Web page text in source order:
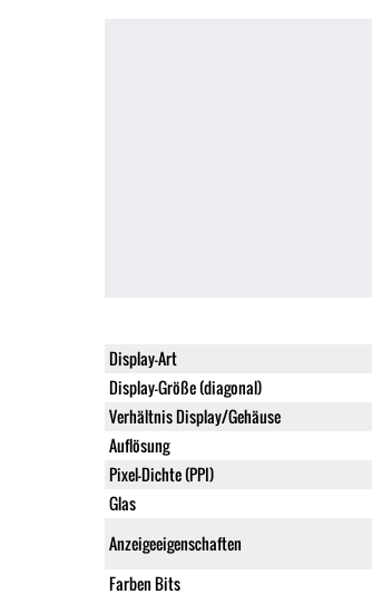
Display-Art
Display-Größe (diagonal)
Verhältnis Display/Gehäuse
Auflösung
Pixel-Dichte (PPI)
Glas
Anzeigeeigenschaften
Farben Bits